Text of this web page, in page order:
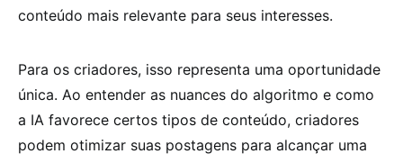
conteúdo mais relevante para seus interesses.
Para os criadores, isso representa uma oportunidade
única. Ao entender as nuances do algoritmo e como
a IA favorece certos tipos de conteúdo, criadores
podem otimizar suas postagens para alcançar uma